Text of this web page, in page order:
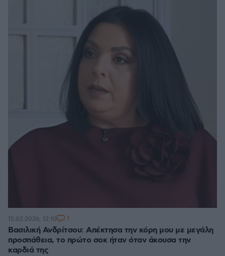
Βασιλική Ανδρίτσου: Απέκτησα την κόρη μου με μεγάλη
προσπάθεια, το πρώτο σοκ ήταν όταν άκουσα την
καρδιά της
15.02.2026, 12:10 1